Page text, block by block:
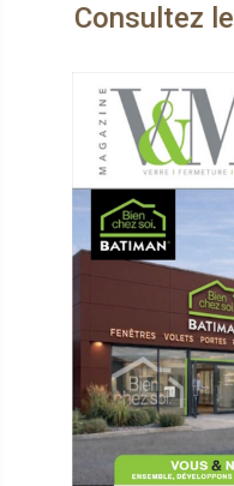
le magazine